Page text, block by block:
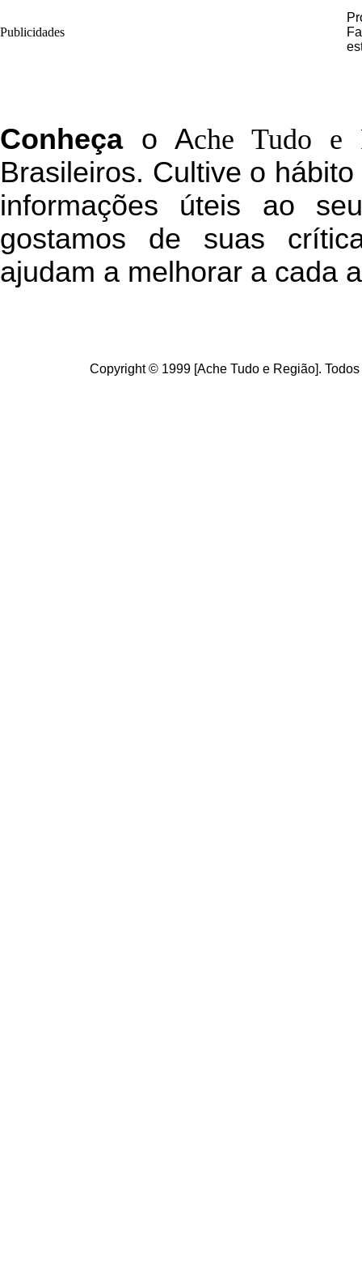
Publicidades
Conheçao Ache Tudo e
Brasileiros. Cultive o
informações úteis ao
gostamos de suas
ajudam a melhorar a cada
Copyright © 1999 [Ache Tudo e Região].